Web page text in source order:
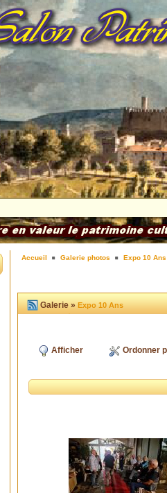
Accueil Galerie photos Expo 10 Ans
Galerie »Expo 10 Ans
Afficher Ordonner